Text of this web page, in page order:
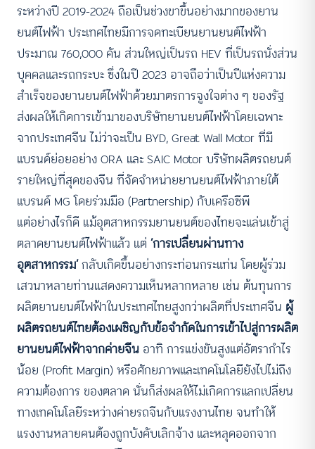
ระหว่างปี 2019-2024 ถือเป็นช่วงขาขึ้นอย่างมากของยาน
ยนต์ไฟฟ้า ประเทศไทยมีการจดทะเบียนยานยนต์ไฟฟ้า
ประมาณ 760,000 คัน ส่วนใหญ่เป็นรถ HEV ที่เป็นรถนั่งส่วน
บุคคลและรถกระบะ ซึ่งในปี 2023 อาจถือว่าเป็นปีแห่งความ
สำเร็จของยานยนต์ไฟฟ้าด้วยมาตรการจูงใจต่าง ๆ ของรัฐ
ส่งผลให้เกิดการเข้ามาของบริษัทยานยนต์ไฟฟ้าโดยเฉพาะ
จากประเทศจีน ไม่ว่าจะเป็น BYD, Great Wall Motor ที่มี
แบรนด์ย่อยอย่าง ORA และ SAIC Motor บริษัทผลิตรถยนต์
รายใหญ่ที่สุดของจีน ที่จัดจำหน่ายยานยนต์ไฟฟ้าภายใต้
แบรนด์ MG โดยร่วมมือ (Partnership) กับเครือซีพี
แต่อย่างไรก็ดี แม้อุตสาหกรรมยานยนต์ของไทยจะแล่นเข้าสู่
ตลาดยานยนต์ไฟฟ้าแล้ว แต่ ‘การเปลี่ยนผ่านทาง
อุตสาหกรรม’กลับเกิดขึ้นอย่างกระท่อนกระแท่น โดยผู้ร่วม
เสวนาหลายท่านแสดงความเห็นหลากหลาย เช่น ต้นทุนการ
ผลิตยานยนต์ไฟฟ้าในประเทศไทยสูงกว่าผลิตที่ประเทศจีน ผู้
ผลิตรถยนต์ไทยต้องเผชิญกับข้อจำกัดในการเข้าไปสู่การผลิต
ยานยนต์ไฟฟ้าจากค่ายจีน อาทิ การแข่งขันสูงแต่อัตรากำไร
น้อย (Profit Margin) หรือศักยภาพและเทคโนโลยียังไปไม่ถึง
ความต้องการ ของตลาด นั่นก็ส่งผลให้ไม่เกิดการแลกเปลี่ยน
ทางเทคโนโลยีระหว่างค่ายรถจีนกับแรงงานไทย จนทำให้
แรงงานหลายคนต้องถูกบังคับเลิกจ้าง และหลุดออกจาก